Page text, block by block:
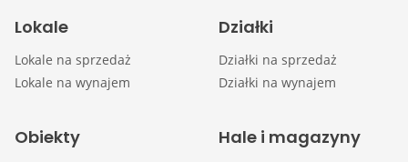
Lokale
Lokale na sprzedaż
Lokale na wynajem
Działki
Działki na sprzedaż
Działki na wynajem
Obiekty Hale i magazyny